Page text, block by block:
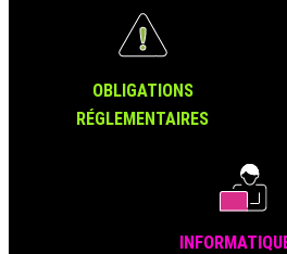
OBLIGATIONS
RÉGLEMENTAIRES